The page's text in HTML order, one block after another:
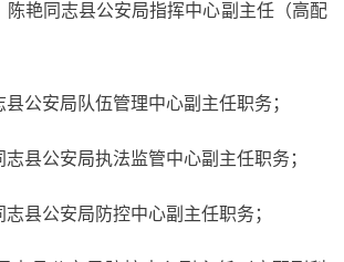
陈艳同志县公安局指挥中心副主任（高配
公安局队伍管理中心副主任职务；
县公安局执法监管中心副主任职务；
县公安局防控中心副主任职务；